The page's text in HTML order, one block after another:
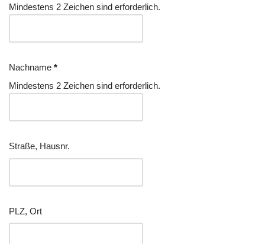
Mindestens 2 Zeichen sind erforderlich.
Nachname *
Mindestens 2 Zeichen sind erforderlich.
Straße, Hausnr.
PLZ, Ort